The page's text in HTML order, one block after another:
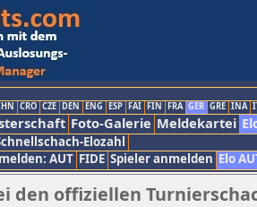
CRO CZE DEN ENG ESP FAI FIN FRA GER GRE INA
Foto-Galerie Meldekartei
Elozahl
AUT FIDE Spieler anmelden Elo
den offiziellen